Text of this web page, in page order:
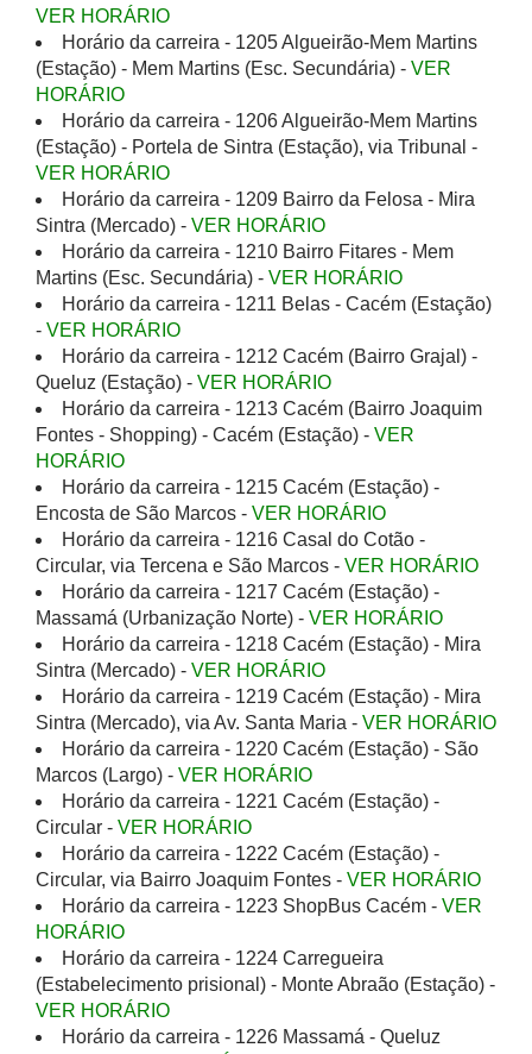
VER HORÁRIO
Horário da carreira - 1205 Algueirão-Mem Martins
(Estação) - Mem Martins (Esc. Secundária) - VER
HORÁRIO
Horário da carreira - 1206 Algueirão-Mem Martins
(Estação) - Portela de Sintra (Estação), via Tribunal -
VER HORÁRIO
Horário da carreira - 1209 Bairro da Felosa - Mira
Sintra (Mercado) - VER HORÁRIO
Horário da carreira - 1210 Bairro Fitares - Mem
Martins (Esc. Secundária) - VER HORÁRIO
Horário da carreira - 1211 Belas - Cacém (Estação)
- VER HORÁRIO
Horário da carreira - 1212 Cacém (Bairro Grajal) -
Queluz (Estação) - VER HORÁRIO
Horário da carreira - 1213 Cacém (Bairro Joaquim
Fontes - Shopping) - Cacém (Estação) - VER
HORÁRIO
Horário da carreira - 1215 Cacém (Estação) -
Encosta de São Marcos - VER HORÁRIO
Horário da carreira - 1216 Casal do Cotão -
Circular, via Tercena e São Marcos - VER HORÁRIO
Horário da carreira - 1217 Cacém (Estação) -
Massamá (Urbanização Norte) - VER HORÁRIO
Horário da carreira - 1218 Cacém (Estação) - Mira
Sintra (Mercado) - VER HORÁRIO
Horário da carreira - 1219 Cacém (Estação) - Mira
Sintra (Mercado), via Av. Santa Maria - VER HORÁRIO
Horário da carreira - 1220 Cacém (Estação) - São
Marcos (Largo) - VER HORÁRIO
Horário da carreira - 1221 Cacém (Estação) -
Circular - VER HORÁRIO
Horário da carreira - 1222 Cacém (Estação) -
Circular, via Bairro Joaquim Fontes - VER HORÁRIO
Horário da carreira - 1223 ShopBus Cacém - VER
HORÁRIO
Horário da carreira - 1224 Carregueira
(Estabelecimento prisional) - Monte Abraão (Estação) -
VER HORÁRIO
Horário da carreira - 1226 Massamá - Queluz